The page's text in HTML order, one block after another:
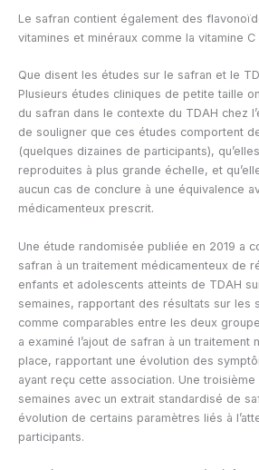
Le safran contient également des
vitamines et minéraux comme la vitamine
Que disent les études sur le safran et le
Plusieurs études cliniques de petite taille
du safran dans le contexte du TDAH chez
de souligner que ces études comportent
(quelques dizaines de participants),
reproduites à plus grande échelle, et
aucun cas de conclure à une équivalence
médicamenteux prescrit.
Une étude randomisée publiée en 2019 a
safran à un traitement médicamenteux de
enfants et adolescents atteints de TDAH
semaines, rapportant des résultats sur les
comme comparables entre les deux
a examiné l’ajout de safran à un traitement
place, rapportant une évolution des
ayant reçu cette association. Une
semaines avec un extrait standardisé de
évolution de certains paramètres liés à
participants.